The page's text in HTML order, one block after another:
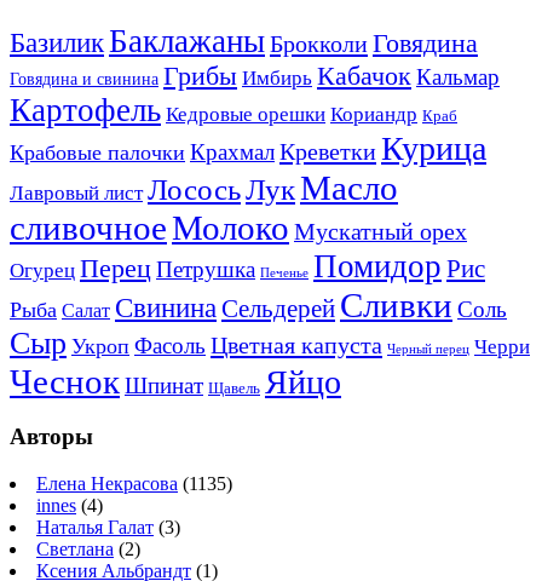
БазиликБаклажаныБрокколиГовядина
Говядина и свинина Грибы Имбирь Кабачок Кальмар
Картофель Кедровые орешки Кориандр Краб
Крабовые палочки КрахмалКреветкиКурица
Лавровый лист ЛососьЛукМасло
сливочноеМолоко Мускатный орех
Огурец ПерецПетрушка Печенье Помидор Рис
Рыба Салат Свинина Сельдерей Сливки Соль
Сыр Укроп Фасоль Цветная капуста Черный перец Черри
ЧеснокШпинат Щавель Яйцо
Авторы
Елена Некрасова (1135)
innes (4)
Наталья Галат (3)
Светлана (2)
Ксения Альбрандт (1)